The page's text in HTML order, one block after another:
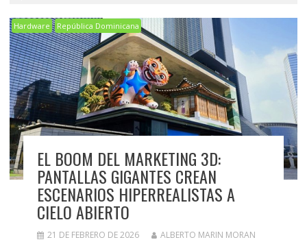
Hardware República Dominicana
EL BOOM DEL MARKETING 3D:
PANTALLAS GIGANTES CREAN
ESCENARIOS HIPERREALISTAS A
CIELO ABIERTO
21 DE FEBRERO DE 2026
ALBERTO MARIN MORAN